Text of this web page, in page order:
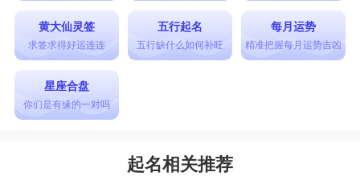
黄大仙灵签
求签求得好运连连
五行起名
五行缺什么如何补旺
每月运势
精准把握每月运势吉凶
星座合盘
你们是有缘的一对吗
起名相关推荐